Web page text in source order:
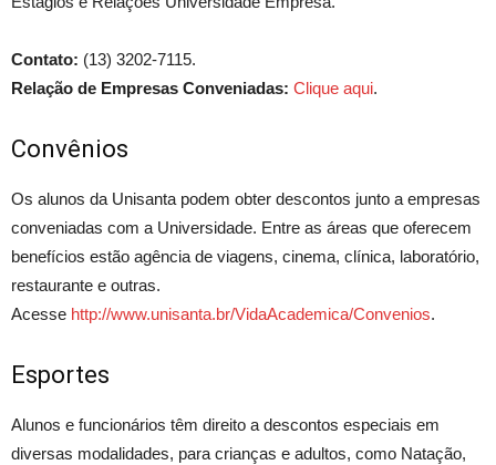
Contato: (13) 3202-7115.
Relação de Empresas Conveniadas: Clique aqui.
Convênios
Os alunos da Unisanta podem obter descontos junto a empresas
conveniadas com a Universidade. Entre as áreas que oferecem
benefícios estão agência de viagens, cinema, clínica, laboratório,
restaurante e outras.
Acesse http://www.unisanta.br/VidaAcademica/Convenios.
Esportes
Alunos e funcionários têm direito a descontos especiais em
diversas modalidades, para crianças e adultos, como Natação,